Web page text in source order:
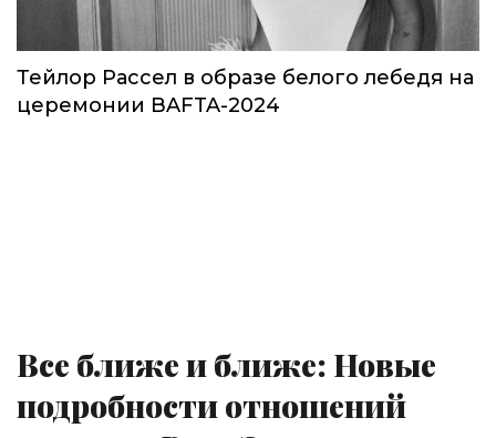
Тейлор Рассел в образе белого лебедя на
церемонии BAFTA-2024
Все ближе и ближе: Новые
подробности отношений